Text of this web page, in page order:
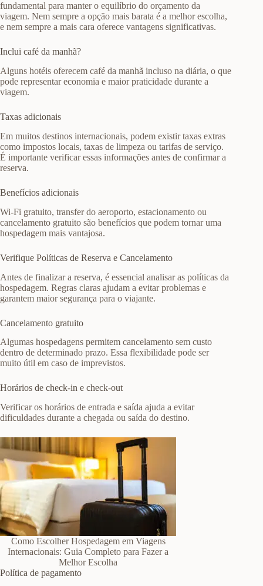
fundamental para manter o equilíbrio do orçamento da
viagem. Nem sempre a opção mais barata é a melhor escolha,
e nem sempre a mais cara oferece vantagens significativas.
Inclui café da manhã?
Alguns hotéis oferecem café da manhã incluso na diária, o que
pode representar economia e maior praticidade durante a
viagem.
Taxas adicionais
Em muitos destinos internacionais, podem existir taxas extras
como impostos locais, taxas de limpeza ou tarifas de serviço.
É importante verificar essas informações antes de confirmar a
reserva.
Benefícios adicionais
Wi-Fi gratuito, transfer do aeroporto, estacionamento ou
cancelamento gratuito são benefícios que podem tornar uma
hospedagem mais vantajosa.
Verifique Políticas de Reserva e Cancelamento
Antes de finalizar a reserva, é essencial analisar as políticas da
hospedagem. Regras claras ajudam a evitar problemas e
garantem maior segurança para o viajante.
Cancelamento gratuito
Algumas hospedagens permitem cancelamento sem custo
dentro de determinado prazo. Essa flexibilidade pode ser
muito útil em caso de imprevistos.
Horários de check-in e check-out
Verificar os horários de entrada e saída ajuda a evitar
dificuldades durante a chegada ou saída do destino.
Como Escolher Hospedagem em Viagens
Internacionais: Guia Completo para Fazer a
Melhor Escolha
Política de pagamento